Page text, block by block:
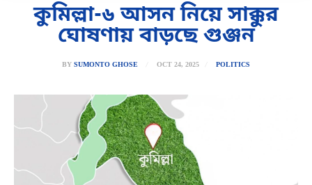
কুমিল্লা-৬ আসন নিয়ে সাক্কুর
ঘোষণায় বাড়ছে গুঞ্জন
BY SUMONTO GHOSE OCT 24, 2025 POLITICS